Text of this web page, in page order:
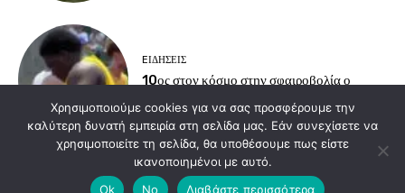
EΙΔΗΣΕΙΣ
10ος στον κόσμο στην σφαιροβολία ο
Load more
Χρησιμοποιούμε cookies για να σας προσφέρουμε την
καλύτερη δυνατή εμπειρία στη σελίδα μας. Εάν συνεχίσετε να
χρησιμοποιείτε τη σελίδα, θα υποθέσουμε πως είστε
ικανοποιημένοι με αυτό.
Ok
No Διαβάστε περισσότερα